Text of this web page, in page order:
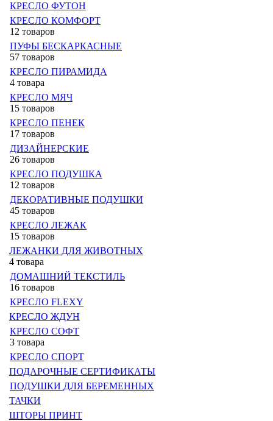
КРЕСЛО ФУТОН
КРЕСЛО КОМФОРТ
12 товаров
ПУФЫ БЕСКАРКАСНЫЕ
57 товаров
КРЕСЛО ПИРАМИДА
4 товара
КРЕСЛО МЯЧ
15 товаров
КРЕСЛО ПЕНЕК
17 товаров
ДИЗАЙНЕРСКИЕ
26 товаров
КРЕСЛО ПОДУШКА
12 товаров
ДЕКОРАТИВНЫЕ ПОДУШКИ
45 товаров
КРЕСЛО ЛЕЖАК
15 товаров
ЛЕЖАНКИ ДЛЯ ЖИВОТНЫХ
4 товара
ДОМАШНИЙ ТЕКСТИЛЬ
16 товаров
КРЕСЛО FLEXY
КРЕСЛО ЖДУН
КРЕСЛО СОФТ
3 товара
КРЕСЛО СПОРТ
ПОДАРОЧНЫЕ СЕРТИФИКАТЫ
ПОДУШКИ ДЛЯ БЕРЕМЕННЫХ
ТАЧКИ
ШТОРЫ ПРИНТ